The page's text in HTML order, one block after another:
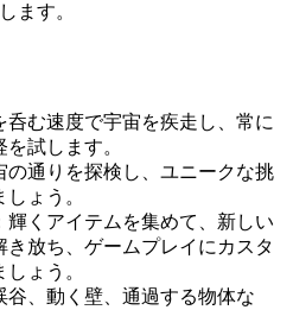
ます。
呑む速度で宇宙を疾走し、常に
試します。
の通りを探検し、ユニークな挑
ょう。
輝くアイテムを集めて、新しい
放ち、ゲームプレイにカスタ
ょう。
谷、動く壁、通過する物体な